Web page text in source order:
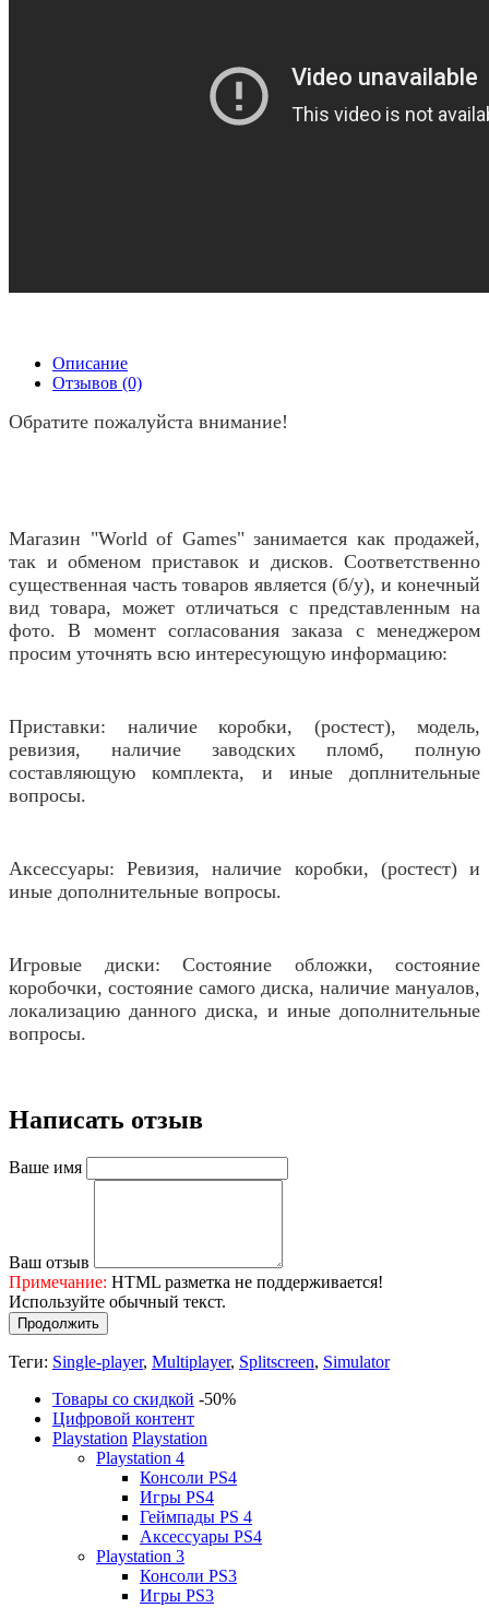
Описание
Отзывов (0)
Обратите пожалуйста внимание!
Магазин "World of Games" занимается как продажей,
так и обменом приставок и дисков. Соответственно
существенная часть товаров является (б/у), и конечный
вид товара, может отличаться с представленным на
фото. В момент согласования заказа с менеджером
просим уточнять всю интересующую информацию:
Приставки: наличие коробки, (ростест), модель,
ревизия, наличие заводских пломб, полную
составляющую комплекта, и иные доплнительные
вопросы.
Аксессуары: Ревизия, наличие коробки, (ростест) и
иные дополнительные вопросы.
Игровые диски: Состояние обложки, состояние
коробочки, состояние самого диска, наличие мануалов,
локализацию данного диска, и иные дополнительные
вопросы.
Написать отзыв
Ваше имя
Ваш отзыв
Примечание: HTML разметка не поддерживается!
Используйте обычный текст.
Продолжить
Теги: Single-player, Multiplayer, Splitscreen, Simulator
Товары со скидкой -50%
Цифровой контент
Playstation Playstation
Playstation 4
Консоли PS4
Игры PS4
Геймпады PS 4
Аксессуары PS4
Playstation 3
Консоли PS3
Игры PS3